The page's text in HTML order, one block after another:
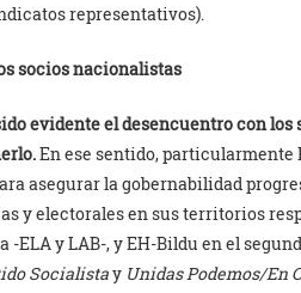
representativos).
socios nacionalistas
evidente el desencuentro con
En ese sentido, particularmente
asegurar la gobernabilidad
y electorales en sus territorios
ELA y LAB-, y EH-Bildu en el
Socialistay Unidas Podemos/En